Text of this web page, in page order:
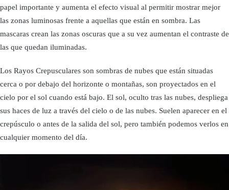
papel importante y aumenta el efecto visual al permitir mostrar mejor
las zonas luminosas frente a aquellas que están en sombra. Las
mascaras crean las zonas oscuras que a su vez aumentan el contraste de
las que quedan iluminadas.
Los Rayos Crepusculares son sombras de nubes que están situadas
cerca o por debajo del horizonte o montañas, son proyectados en el
cielo por el sol cuando está bajo. El sol, oculto tras las nubes, despliega
sus haces de luz a través del cielo o de las nubes. Suelen aparecer en el
crepúsculo o antes de la salida del sol, pero también podemos verlos en
cualquier momento del día.